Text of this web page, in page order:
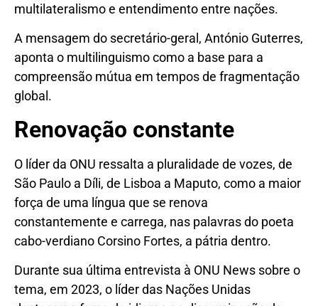
multilateralismo e entendimento entre nações.
A mensagem do secretário-geral, António Guterres,
aponta o multilinguismo como a base para a
compreensão mútua em tempos de fragmentação
global.
Renovação constante
O líder da ONU ressalta a pluralidade de vozes, de
São Paulo a Díli, de Lisboa a Maputo, como a maior
força de uma língua que se renova
constantemente e carrega, nas palavras do poeta
cabo-verdiano Corsino Fortes, a pátria dentro.
Durante sua última entrevista à ONU News sobre o
tema, em 2023, o líder das Nações Unidas